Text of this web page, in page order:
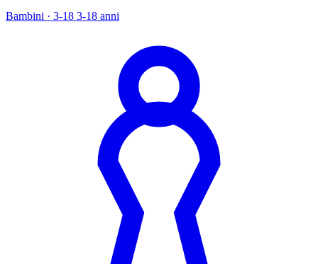
Bambini · 3-18 3-18 anni